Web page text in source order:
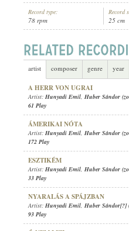
Record type:
78 rpm
Record
25 cm
artist composer genre year
A HERR VON UGRAI
Artist: Hunyadi Emil, Huber Sándor
61 Play
ÁMERIKAI NÓTA
Artist: Hunyadi Emil, Huber Sándor
172 Play
ESZTIKÉM
Artist: Hunyadi Emil, Huber Sándor
33 Play
NYARALÁS A SPÁJZBAN
Artist: Hunyadi Emil, Huber Sándor[?]
93 Play